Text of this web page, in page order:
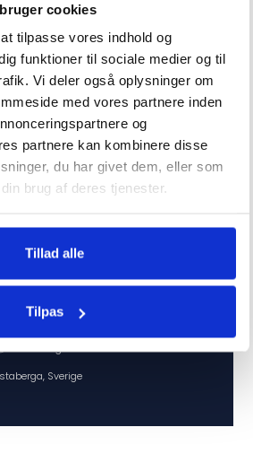
cookies
tilpasse vores indhold og
funktioner til sociale medier og til
Vi deler også oplysninger om
med vores partnere inden
og
partnere kan kombinere disse
du har givet dem, eller som
brug af deres tjenester.
Tillad alle
Tilpas
Sverige